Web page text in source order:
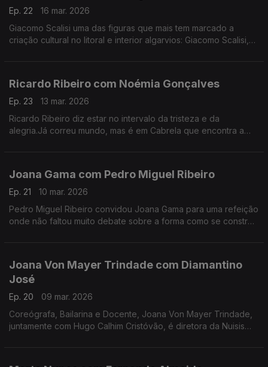
Ep. 22
16 mar. 2026
Giacomo Scalisi uma das figuras que mais tem marcado a
criação cultural no litoral e interior algarvios: Giacomo Scalisi,
Ricardo Ribeiro com Noémia Gonçalves
Ep. 23
13 mar. 2026
Ricardo Ribeiro diz estar no intervalo da tristeza e da
alegria.Já correu mundo, mas é em Cabrela que encontra a
Joana Gama com Pedro Miguel Ribeiro
Ep. 21
10 mar. 2026
Pedro Miguel Ribeiro convidou Joana Gama para uma refeição
onde não faltou muito debate sobre a forma como se constrói
Joana Von Mayer Trindade com Diamantino
José
Ep. 20
09 mar. 2026
Coreógrafa, Bailarina e Docente, Joana Von Mayer Trindade,
juntamente com Hugo Calhim Cristóvão, é diretora da Nuisis